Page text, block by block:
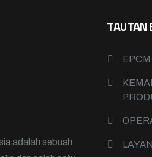
adalah sebuah
TAUTAN
EPCM